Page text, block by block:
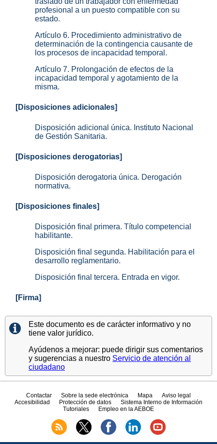
profesional a un puesto compatible con su
estado.
Artículo 6. Procedimiento administrativo de
determinación de la contingencia causante de
los procesos de incapacidad temporal.
Artículo 7. Prolongación de efectos de la
incapacidad temporal y agotamiento de la
misma.
[Disposiciones adicionales]
Disposición adicional única. Instituto Nacional
de Gestión Sanitaria.
[Disposiciones derogatorias]
Disposición derogatoria única. Derogación
normativa.
[Disposiciones finales]
Disposición final primera. Título competencial
habilitante.
Disposición final segunda. Habilitación para el
desarrollo reglamentario.
Disposición final tercera. Entrada en vigor.
[Firma]
Este documento es de carácter informativo y no
tiene valor jurídico.
Ayúdenos a mejorar: puede dirigir sus comentarios
y sugerencias a nuestro Servicio de atención al
ciudadano
Contactar Sobre la sede electrónica Mapa
Aviso legal
Accesibilidad
Protección de datos
Sistema Interno de Información
Tutoriales
Empleo en la AEBOE